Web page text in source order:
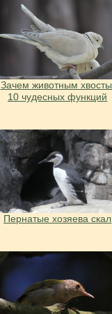
Зачем животным хвосты.
10 чудесных функций
Пернатые хозяева скал